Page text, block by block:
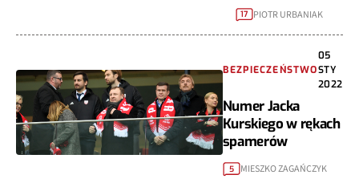
17 PIOTR URBANIAK
BEZPIECZEŃSTWO
05
STY
2022
Numer Jacka
Kurskiego w rękach
spamerów
5 MIESZKO ZAGAŃCZYK